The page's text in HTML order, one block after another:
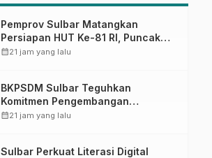
Pemprov Sulbar Matangkan
Persiapan HUT Ke-81 RI, Puncak
Upacara di Lapangan Ahmad
calendar_month21 jam yang lalu
BKPSDM Sulbar Teguhkan
Komitmen Pengembangan
Kompetensi ASN melalui
calendar_month21 jam yang lalu
Sulbar Perkuat Literasi Digital